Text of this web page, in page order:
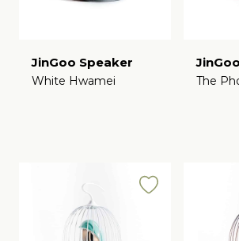
JinGoo Speaker
White Hwamei The